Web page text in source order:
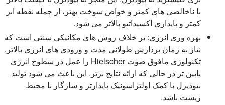
با ناخالصی های کمتر و خواص سوخت بهتر، از جمله نقطه ابر
کمتر و پایداری اکسیداتیو بالاتر می شود.
بهره وری انرژی: بر خلاف روش های مکانیکی سنتی است که
نیاز به زمان پردازش طولانی مدت و ورودی های انرژی بالاتر,
تکنولوژی مافوق صوت Hielscher را عمل در سطوح انرژی
پایین تر در حالی که ارائه نتایج برتر. این باعث می شود تولید
بیودیزل با کمک اولتراسونیک پایدارتر و سازگار با محیط
زیست باشد.